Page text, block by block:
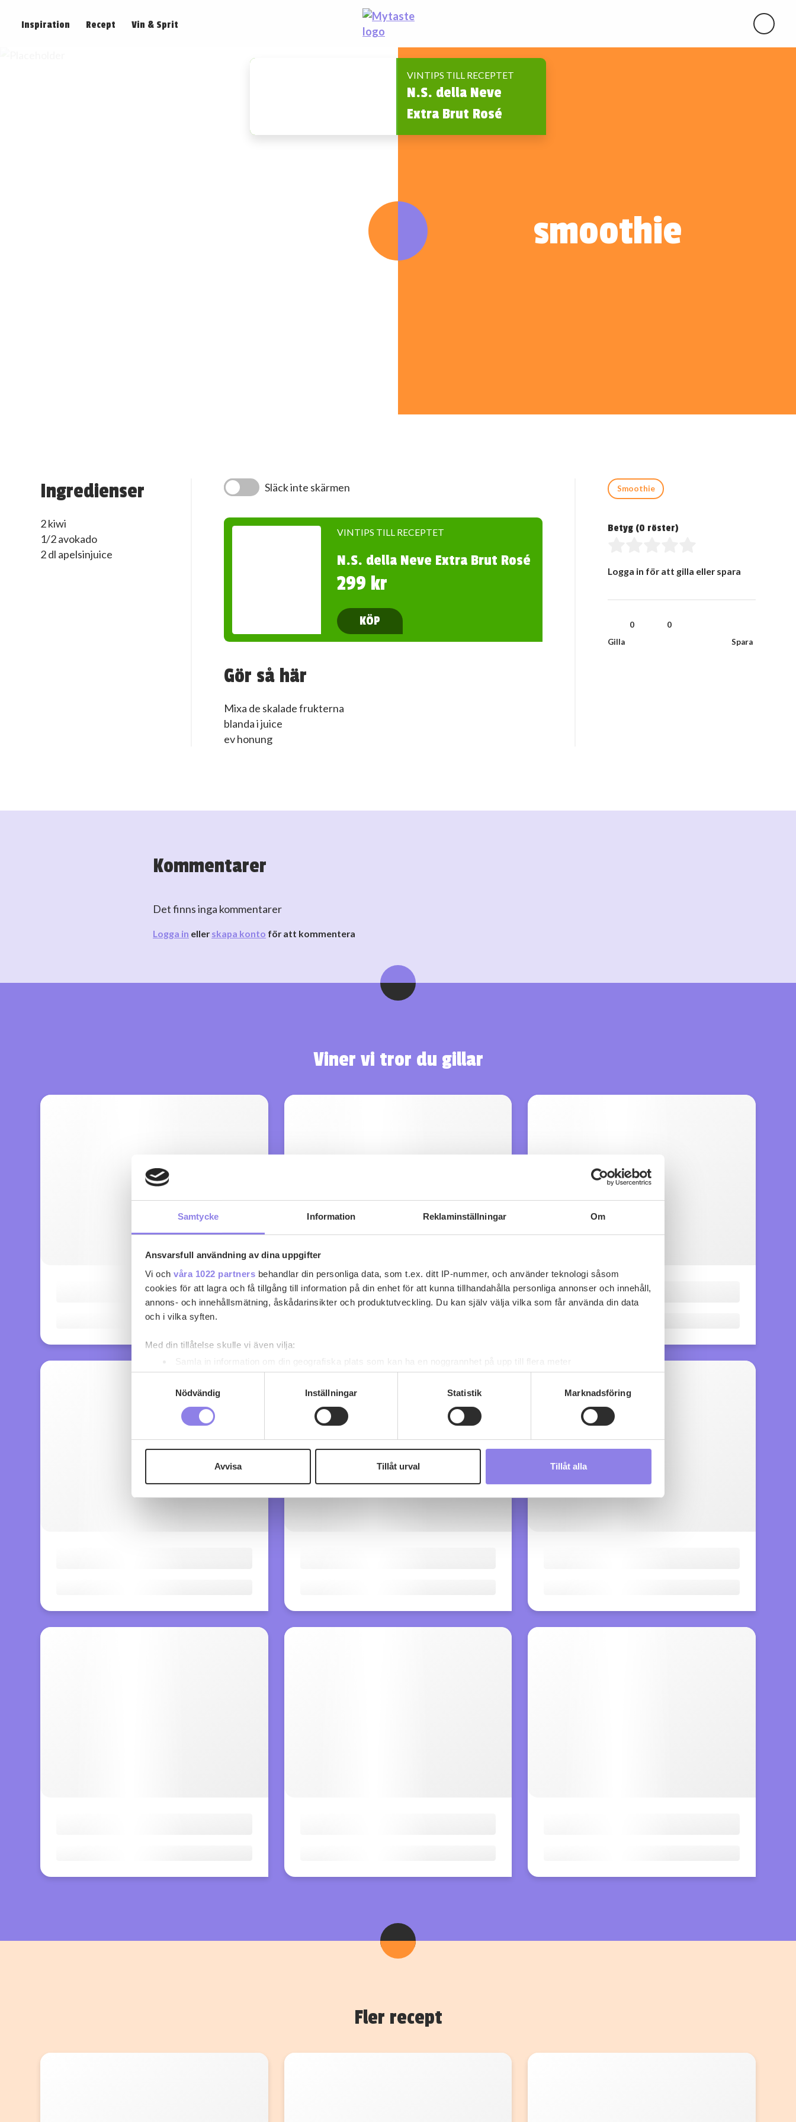
Samtycke Information Reklaminställningar Om
Ansvarsfull användning av dina uppgifter
Vi och våra 1022 partners behandlar din personliga data, som t.ex. ditt IP-nummer, och använder teknologi såsom
cookies för att lagra och få tillgång till information på din enhet för att kunna tillhandahålla personliga annonser och innehåll,
annons- och innehållsmätning, åskådarinsikter och produktutveckling. Du kan själv välja vilka som får använda din data
och i vilka syften.
Med din tillåtelse skulle vi även vilja:
Samla in information om din geografiska plats som kan ha en noggrannhet på upp till flera meter
Identifiera din enhet genom att aktivt skanna den för specifika kännetecken (fingeravtryck)
Ta reda på mer om hur dina personliga uppgifter behandlas och ställ in dina preferenser i
detaljsektionen. Du kan ändra
eller dra tillbaka ditt samtycke när som helst från cookie-förklaringen.
eller äldre. Genom att besöka webbplatsen intygar du att du är 25 år eller äldre.
Nödvändig
Inställningar Statistik Marknadsföring
Avvisa Tillåt urval Tillåt alla
Inspiration Recept Vin & Sprit
VINTIPS TILL RECEPTET
N.S. della Neve
Extra Brut Rosé
smoothie
Ingredienser
2 kiwi
1/2 avokado
2 dl apelsinjuice
Släck inte skärmen
VINTIPS TILL RECEPTET
N.S. della Neve Extra Brut Rosé
299 kr
KÖP
Gör så här
Mixa de skalade frukterna
blanda i juice
ev honung
Smoothie
Betyg (0 röster)
Logga in för att gilla eller spara
0 0
Kommentarer
Det finns inga kommentarer
Logga in eller skapa konto för att kommentera
Viner vi tror du gillar
Fler recept